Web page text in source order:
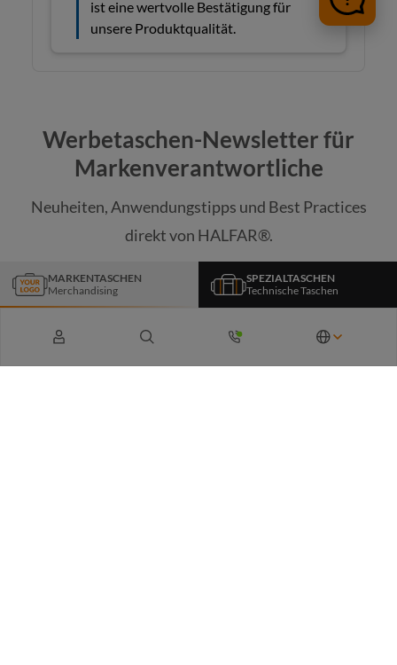
MARKENTASCHEN
Merchandising
SPEZIALTASCHEN
Technische Taschen
Werbetaschen-Newsletter für
Markenverantwortliche
Neuheiten, Anwendungstipps und Best Practices
direkt von HALFAR®.
Newsletter abonnieren
Durch das Absenden stimme ich zu, dass die von mir übermittelten Daten zur
Speicherung meines Angebots im Kundenkonto sowie zu Identifikationszwecken
Weitere Informationen hierzu finden Sie in unsererDatenschutzrichtlinie.